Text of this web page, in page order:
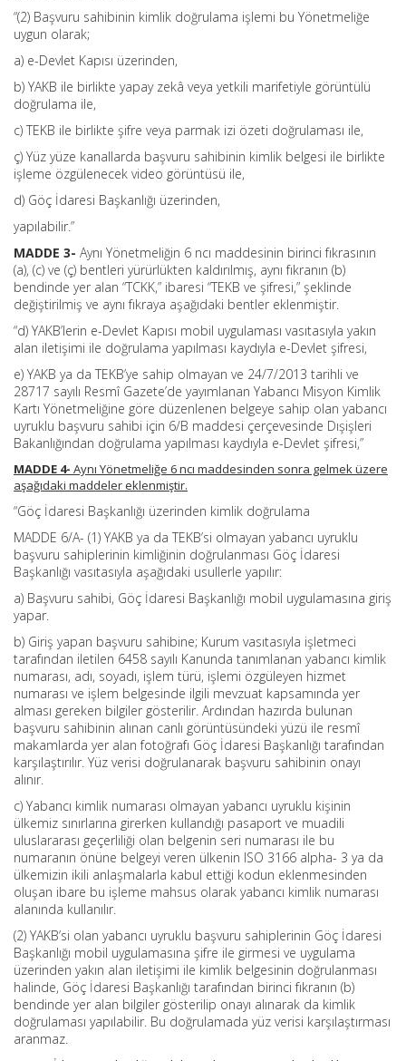
“(2) Başvuru sahibinin kimlik doğrulama işlemi bu Yönetmeliğe
uygun olarak;
a) e-Devlet Kapısı üzerinden,
b) YAKB ile birlikte yapay zekâ veya yetkili marifetiyle görüntülü
doğrulama ile,
c) TEKB ile birlikte şifre veya parmak izi özeti doğrulaması ile,
ç) Yüz yüze kanallarda başvuru sahibinin kimlik belgesi ile birlikte
işleme özgülenecek video görüntüsü ile,
d) Göç İdaresi Başkanlığı üzerinden,
yapılabilir.”
MADDE 3- Aynı Yönetmeliğin 6 ncı maddesinin birinci fıkrasının
(a), (c) ve (ç) bentleri yürürlükten kaldırılmış, aynı fıkranın (b)
bendinde yer alan “TCKK,” ibaresi “TEKB ve şifresi,” şeklinde
değiştirilmiş ve aynı fıkraya aşağıdaki bentler eklenmiştir.
“d) YAKB’lerin e-Devlet Kapısı mobil uygulaması vasıtasıyla yakın
alan iletişimi ile doğrulama yapılması kaydıyla e-Devlet şifresi,
e) YAKB ya da TEKB’ye sahip olmayan ve 24/7/2013 tarihli ve
28717 sayılı Resmî Gazete’de yayımlanan Yabancı Misyon Kimlik
Kartı Yönetmeliğine göre düzenlenen belgeye sahip olan yabancı
uyruklu başvuru sahibi için 6/B maddesi çerçevesinde Dışişleri
Bakanlığından doğrulama yapılması kaydıyla e-Devlet şifresi,”
MADDE 4- Aynı Yönetmeliğe 6 ncı maddesinden sonra gelmek üzere
aşağıdaki maddeler eklenmiştir.
“Göç İdaresi Başkanlığı üzerinden kimlik doğrulama
MADDE 6/A- (1) YAKB ya da TEKB’si olmayan yabancı uyruklu
başvuru sahiplerinin kimliğinin doğrulanması Göç İdaresi
Başkanlığı vasıtasıyla aşağıdaki usullerle yapılır:
a) Başvuru sahibi, Göç İdaresi Başkanlığı mobil uygulamasına giriş
yapar.
b) Giriş yapan başvuru sahibine; Kurum vasıtasıyla işletmeci
tarafından iletilen 6458 sayılı Kanunda tanımlanan yabancı kimlik
numarası, adı, soyadı, işlem türü, işlemi özgüleyen hizmet
numarası ve işlem belgesinde ilgili mevzuat kapsamında yer
alması gereken bilgiler gösterilir. Ardından hazırda bulunan
başvuru sahibinin alınan canlı görüntüsündeki yüzü ile resmî
makamlarda yer alan fotoğrafı Göç İdaresi Başkanlığı tarafından
karşılaştırılır. Yüz verisi doğrulanarak başvuru sahibinin onayı
alınır.
c) Yabancı kimlik numarası olmayan yabancı uyruklu kişinin
ülkemiz sınırlarına girerken kullandığı pasaport ve muadili
uluslararası geçerliliği olan belgenin seri numarası ile bu
numaranın önüne belgeyi veren ülkenin ISO 3166 alpha- 3 ya da
ülkemizin ikili anlaşmalarla kabul ettiği kodun eklenmesinden
oluşan ibare bu işleme mahsus olarak yabancı kimlik numarası
alanında kullanılır.
(2) YAKB’si olan yabancı uyruklu başvuru sahiplerinin Göç İdaresi
Başkanlığı mobil uygulamasına şifre ile girmesi ve uygulama
üzerinden yakın alan iletişimi ile kimlik belgesinin doğrulanması
halinde, Göç İdaresi Başkanlığı tarafından birinci fıkranın (b)
bendinde yer alan bilgiler gösterilip onayı alınarak da kimlik
doğrulaması yapılabilir. Bu doğrulamada yüz verisi karşılaştırması
aranmaz.